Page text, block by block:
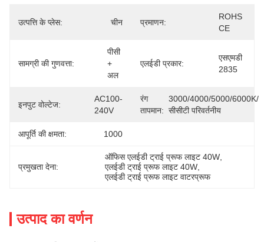
उत्पत्ति के प्लेस: चीन प्रमाणन:
ROHS
CE
सामग्री की गुणवत्ता:
पीसी
+
अल
एलईडी प्रकार:
एसएमडी
2835
इनपुट वोल्टेज:
AC100-
240V
रंग
तापमान:
3000/4000/5000/6000K/
सीसीटी परिवर्तनीय
आपूर्ति की क्षमता: 1000
प्रमुखता देना:
ऑफिस एलईडी ट्राई प्रूफ लाइट 40W
एलईडी ट्राई प्रूफ लाइट 40W
एलईडी ट्राई प्रूफ लाइट वाटरप्रूफ
उत्पाद का वर्णन